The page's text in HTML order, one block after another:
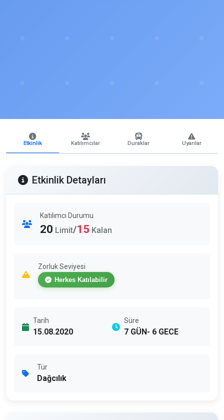
Etkinlik Katılımcılar Duraklar Uyarılar
Etkinlik Detayları
Katılımcı Durumu
20 Limit/15 Kalan
Zorluk Seviyesi
Herkes Katılabilir
Tarih
15.08.2020
Süre
7 GÜN- 6 GECE
Tür
Dağcılık